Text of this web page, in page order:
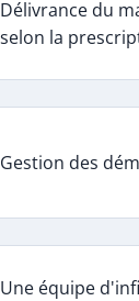
Délivrance du
selon la
Gestion des
Une équipe